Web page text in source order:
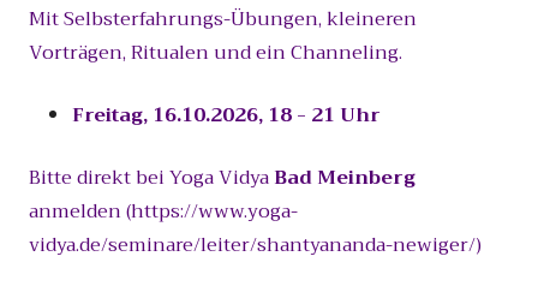
Mit Selbsterfahrungs-Übungen, kleineren
Vorträgen, Ritualen und ein Channeling.
Freitag, 16.10.2026, 18 - 21 Uhr
Bitte direkt bei Yoga VidyaBad Meinberg
anmelden (https://www.yoga-
vidya.de/seminare/leiter/shantyananda-newiger/)